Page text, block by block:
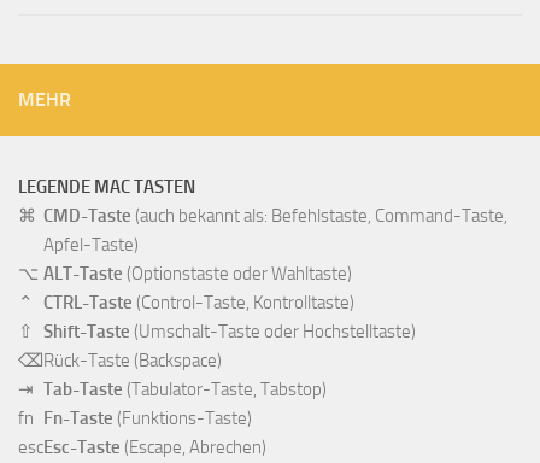
MEHR
LEGENDE MAC TASTEN
⌘ CMD-Taste (auch bekannt als: Befehlstaste, Command-Taste,
Apfel-Taste)
⌥ ALT-Taste (Optionstaste oder Wahltaste)
⌃
CTRL-Taste (Control-Taste, Kontrolltaste)
⇧
Shift-Taste (Umschalt-Taste oder Hochstelltaste)
⌫Rück-Taste (Backspace)
⇥ Tab-Taste (Tabulator-Taste, Tabstop)
fn Fn-Taste (Funktions-Taste)
escEsc-Taste (Escape, Abrechen)